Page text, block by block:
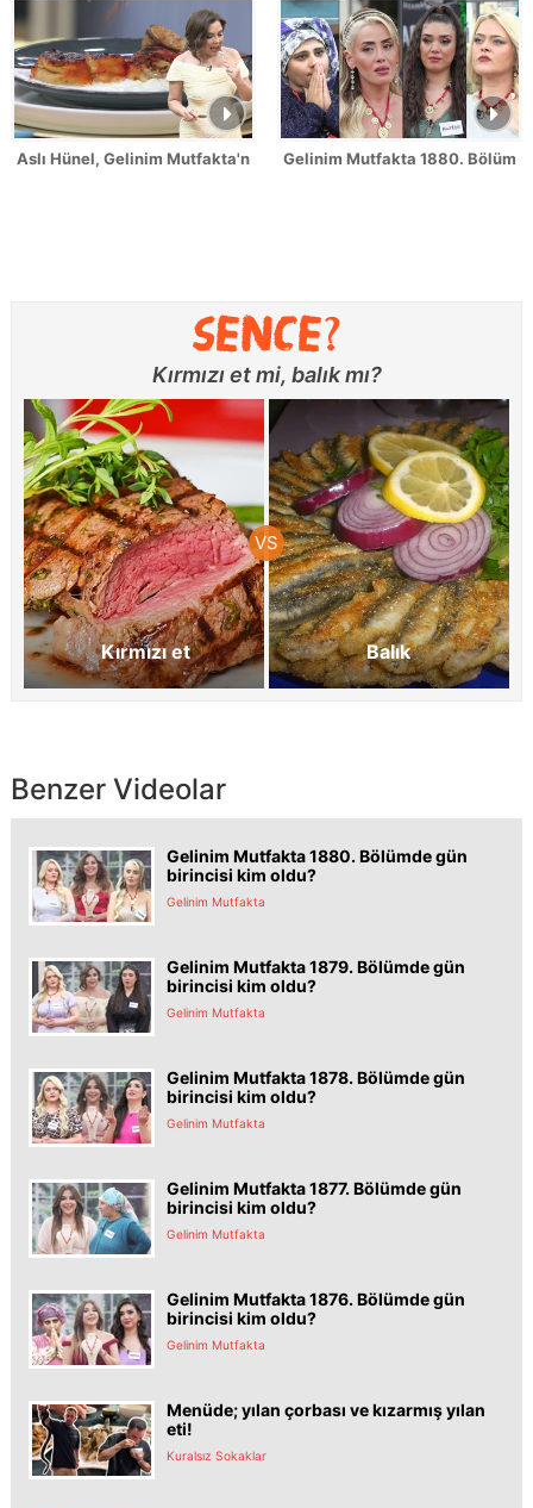
Aslı Hünel, Gelinim Mutfakta'nın 1879. Bölümünde en yüksek
Gelinim Mutfakta 1880. Bölüm
Kırmızı et mi, balık mı?
Kırmızı et Balık
Benzer Videolar
Gelinim Mutfakta 1880. Bölümde gün
birincisi kim oldu?
Gelinim Mutfakta
Gelinim Mutfakta 1879. Bölümde gün
birincisi kim oldu?
Gelinim Mutfakta
Gelinim Mutfakta 1878. Bölümde gün
birincisi kim oldu?
Gelinim Mutfakta
Gelinim Mutfakta 1877. Bölümde gün
birincisi kim oldu?
Gelinim Mutfakta
Gelinim Mutfakta 1876. Bölümde gün
birincisi kim oldu?
Gelinim Mutfakta
Menüde; yılan çorbası ve kızarmış yılan
eti!
Kuralsız Sokaklar